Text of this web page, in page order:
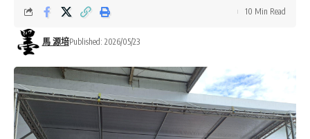
馬 源培Published: 2026/05/23
10 Min Read